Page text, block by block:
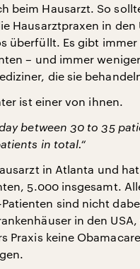
beim Hausarzt. So
Hausarztpraxen in den
überfüllt. Es gibt immer
– und immer weniger
die sie
ist einer von ihnen.
between 30 to 35
in total.“
in Atlanta und
5.000 insgesamt.
sind nicht
in den
Praxis keine